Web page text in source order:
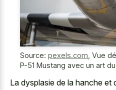
Source: pexels.com Vue
P-51 Mustang avec un art
La dysplasie de la hanche et